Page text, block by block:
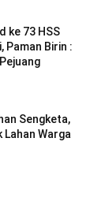
ke 73 HSS
Paman Birin :
Sengketa,
Lahan Warga